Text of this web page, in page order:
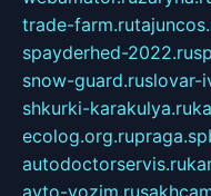
trade-farm.ru
spayderhed-2022.ru
snow-guard.ruslovar-
shkurki-karakulya.ru
ecolog.org.ru
autodoctorservis.ru